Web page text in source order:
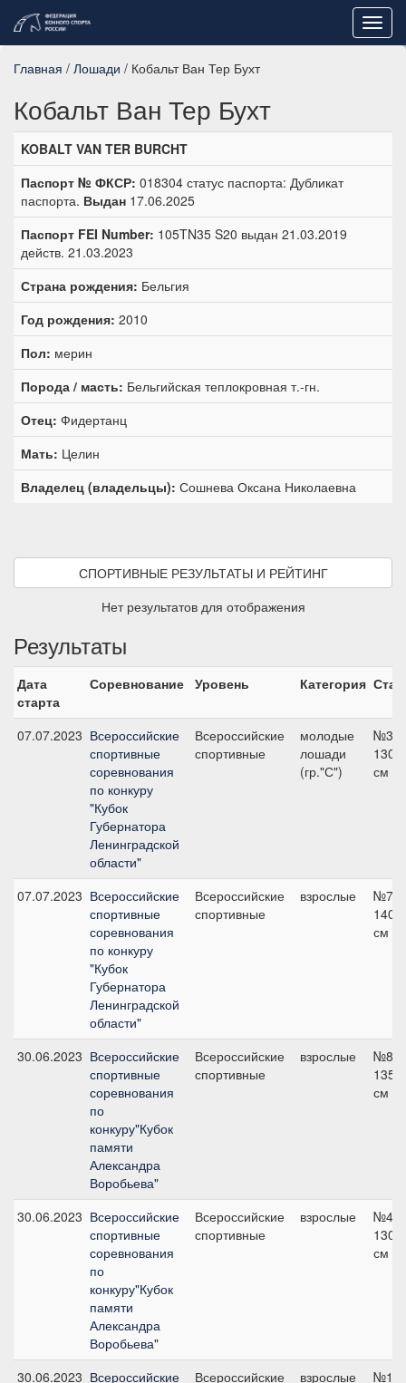
Главная / Лошади / Кобальт Ван Тер Бухт
Кобальт Ван Тер Бухт
KOBALT VAN TER BURCHT
Паспорт № ФКСР: 018304 статус паспорта: Дубликат
паспорта. Выдан 17.06.2025
Паспорт FEI Number: 105TN35 S20 выдан 21.03.2019
действ. 21.03.2023
Страна рождения: Бельгия
Год рождения: 2010
Пол: мерин
Порода / масть: Бельгийская теплокровная т.-гн.
Отец: Фидертанц
Мать: Целин
Владелец (владельцы): Сошнева Оксана Николаевна
СПОРТИВНЫЕ РЕЗУЛЬТАТЫ И РЕЙТИНГ
Нет результатов для отображения
Результаты
Дата
старта
Соревнование Уровень Категория
07.07.2023 Всероссийские
спортивные
соревнования
по конкуру
"Кубок
Губернатора
Ленинградской
области"
Всероссийские
спортивные
молодые
лошади
(гр."С")
№3,
130
см
07.07.2023 Всероссийские
спортивные
соревнования
по конкуру
"Кубок
Губернатора
Ленинградской
области"
Всероссийские
спортивные
взрослые
№7,
140
см
30.06.2023 Всероссийские
спортивные
соревнования
по
конкуру"Кубок
памяти
Александра
Воробьева"
Всероссийские
спортивные
взрослые
№8,
135
см
30.06.2023 Всероссийские
спортивные
соревнования
по
конкуру"Кубок
памяти
Александра
Воробьева"
Всероссийские
спортивные
взрослые
№4,
130
см
30.06.2023 Всероссийские
Всероссийские
взрослые
№12,